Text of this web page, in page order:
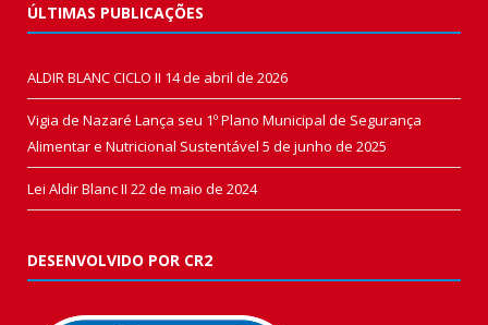
ÚLTIMAS PUBLICAÇÕES
ALDIR BLANC CICLO II 14 de abril de 2026
Vigia de Nazaré Lança seu 1º Plano Municipal de Segurança
Alimentar e Nutricional Sustentável 5 de junho de 2025
Lei Aldir Blanc II 22 de maio de 2024
DESENVOLVIDO POR CR2